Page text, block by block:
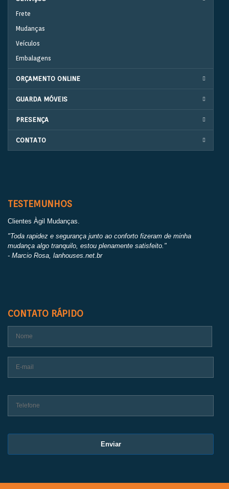
Frete
Mudanças
Veículos
Embalagens
ORÇAMENTO ONLINE
GUARDA MÓVEIS
PRESENÇA
CONTATO
TESTEMUNHOS
Clientes Àgil Mudanças.
"Toda rapidez e segurança junto ao conforto fizeram de minha
mudança algo tranquilo, estou plenamente satisfeito."
- Marcio Rosa, lanhouses.net.br
CONTATO RÁPIDO